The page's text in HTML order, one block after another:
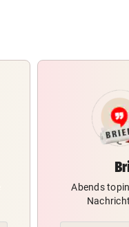
Abends